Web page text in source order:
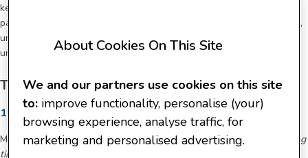
kembangnya. Untuk itu, stimulasi sangat dibutuhkan si kecil. Namun
pastikan Anda memberikan stimulasi yang tepat sesuai usianya. Nah,
untuk anak berusia satu tahun, Anda bisa melakukan berbagai cara
untuk menstimulasi kecerdasannya. Lantas seperti apa caranya?
Tips stimulasi kecerdasan si Kecil
1. Bonding time
Moms, kecerdasan anak satu tahun dapat distimulasi dengan
bonding
time
About Cookies On This Site
We and our partners use cookies on this site
to: improve functionality, personalise (your)
browsing experience, analyse traffic, for
marketing and personalised advertising.